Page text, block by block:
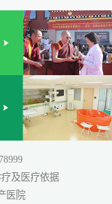
及医疗依据
医院